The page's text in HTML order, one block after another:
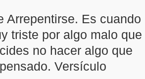
Arrepentirse. Es cuando
triste por algo malo que
no hacer algo que
Versículo